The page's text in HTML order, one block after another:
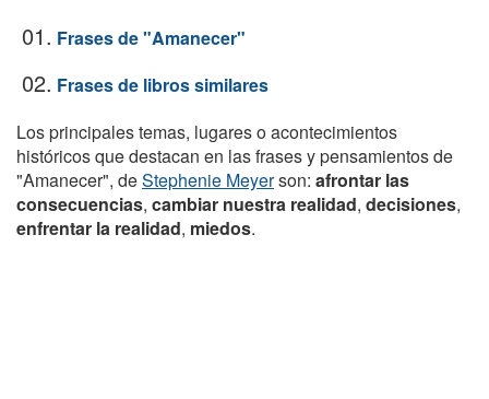
01. Frases de "Amanecer"
02. Frases de libros similares
Los principales temas, lugares o acontecimientos
históricos que destacan en las frases y pensamientos de
"Amanecer", deStephenie Meyerson: afrontar las
consecuencias, cambiar nuestra realidad, decisiones,
enfrentar la realidad, miedos.